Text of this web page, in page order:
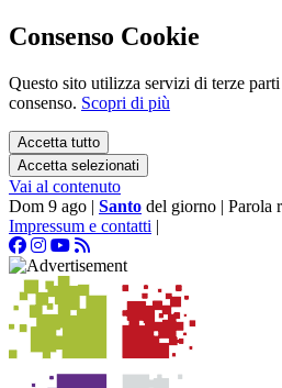
Consenso Cookie
Questo sito utilizza servizi di terze
consenso. Scopri di più
Accetta tutto
Accetta selezionati
Vai al contenuto
Dom 9 ago | Santo del giorno | Parola
Impressum e contatti |